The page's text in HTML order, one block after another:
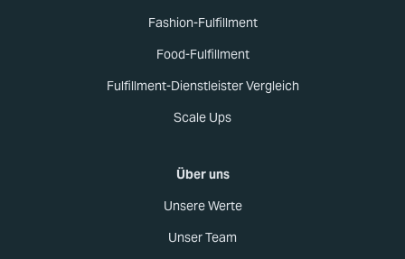
Fashion-Fulfillment
Food-Fulfillment
Fulfillment-Dienstleister Vergleich
Scale Ups
Über uns
Unsere Werte
Unser Team